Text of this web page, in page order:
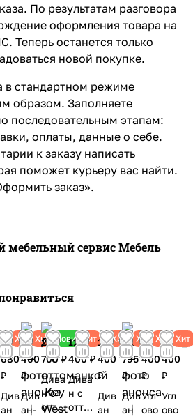
По результатам разговора
оформления товара на
Теперь останется только
новой покупке.
в стандартном режиме
образом. Заполняете
последовательным этапам:
оплаты, данные о себе.
к заказу написать
поможет курьеру вас найти.
заказ».
мебельный сервис Мебель
Хит
97
680
₽
Див
ан
Хит
114
400
₽
Див
ан-
Новинка
211
700 ₽
Дива
н с
отто
Хит
114
400 ₽
Дива
н с
оттом
Хит
114
400
₽
Див
ан
Хит
95
795
₽
Див
ан
Хит
114
400
₽
Угл
ово
Хит
114
400
₽
Угл
ово